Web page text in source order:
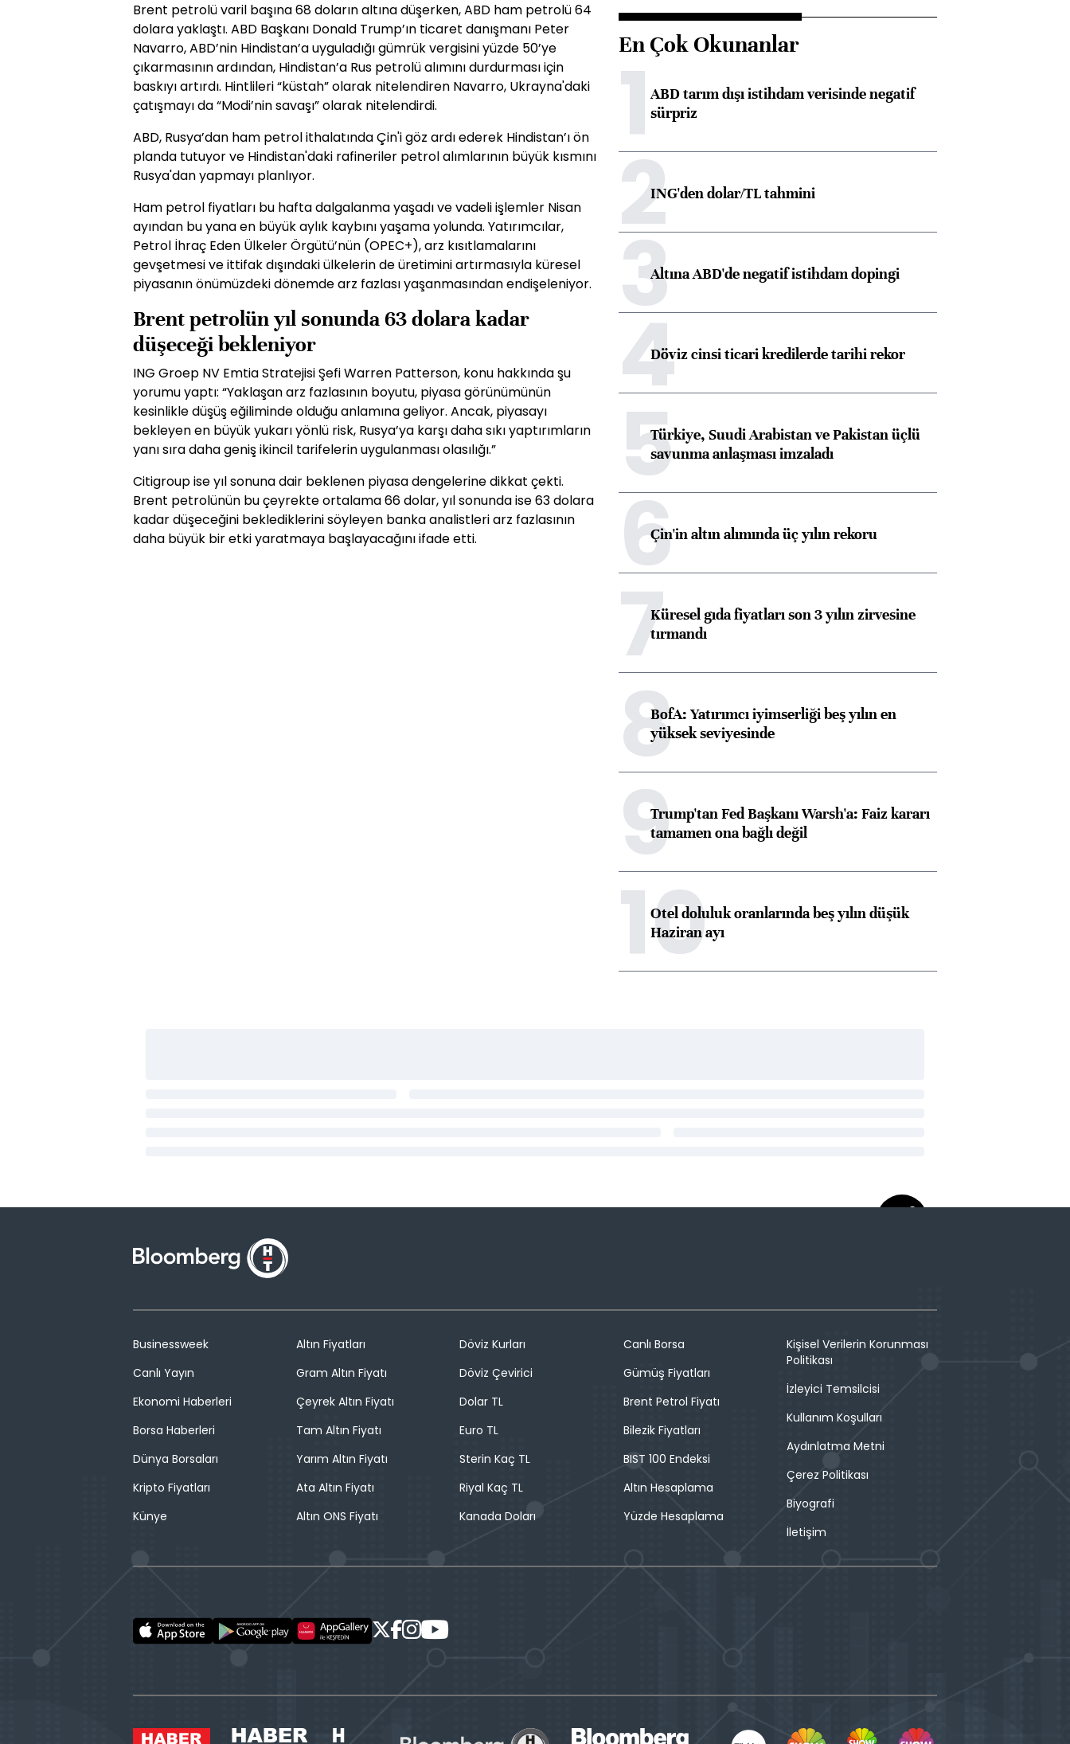
Brent petrolü varil başına 68 doların altına düşerken, ABD ham petrolü 64
dolara yaklaştı. ABD Başkanı Donald Trump’ın ticaret danışmanı Peter
Navarro, ABD’nin Hindistan’a uyguladığı gümrük vergisini yüzde 50’ye
çıkarmasının ardından, Hindistan’a Rus petrolü alımını durdurması için
baskıyı artırdı. Hintlileri “küstah” olarak nitelendiren Navarro, Ukrayna'daki
çatışmayı da “Modi’nin savaşı” olarak nitelendirdi.
ABD, Rusya’dan ham petrol ithalatında Çin'i göz ardı ederek Hindistan’ı ön
planda tutuyor ve Hindistan'daki rafineriler petrol alımlarının büyük kısmını
Rusya'dan yapmayı planlıyor.
Ham petrol fiyatları bu hafta dalgalanma yaşadı ve vadeli işlemler Nisan
ayından bu yana en büyük aylık kaybını yaşama yolunda. Yatırımcılar,
Petrol İhraç Eden Ülkeler Örgütü’nün (OPEC+), arz kısıtlamalarını
gevşetmesi ve ittifak dışındaki ülkelerin de üretimini artırmasıyla küresel
piyasanın önümüzdeki dönemde arz fazlası yaşanmasından endişeleniyor.
Brent petrolün yıl sonunda 63 dolara kadar
düşeceği bekleniyor
ING Groep NV Emtia Stratejisi Şefi Warren Patterson, konu hakkında şu
yorumu yaptı: “Yaklaşan arz fazlasının boyutu, piyasa görünümünün
kesinlikle düşüş eğiliminde olduğu anlamına geliyor. Ancak, piyasayı
bekleyen en büyük yukarı yönlü risk, Rusya’ya karşı daha sıkı yaptırımların
yanı sıra daha geniş ikincil tarifelerin uygulanması olasılığı.”
Citigroup ise yıl sonuna dair beklenen piyasa dengelerine dikkat çekti.
Brent petrolünün bu çeyrekte ortalama 66 dolar, yıl sonunda ise 63 dolara
kadar düşeceğini beklediklerini söyleyen banka analistleri arz fazlasının
daha büyük bir etki yaratmaya başlayacağını ifade etti.
En Çok Okunanlar
1ABD tarım dışı istihdam verisinde negatif
sürpriz
2ING'den dolar/TL tahmini
3Altına ABD'de negatif istihdam dopingi
4Döviz cinsi ticari kredilerde tarihi rekor
5Türkiye, Suudi Arabistan ve Pakistan üçlü
savunma anlaşması imzaladı
6Çin'in altın alımında üç yılın rekoru
7Küresel gıda fiyatları son 3 yılın zirvesine
tırmandı
8BofA: Yatırımcı iyimserliği beş yılın en
yüksek seviyesinde
9Trump'tan Fed Başkanı Warsh'a: Faiz kararı
tamamen ona bağlı değil
10
Otel doluluk oranlarında beş yılın düşük
Haziran ayı
Businessweek
Canlı Yayın
Ekonomi Haberleri
Borsa Haberleri
Dünya Borsaları
Kripto Fiyatları
Künye
Altın Fiyatları
Gram Altın Fiyatı
Çeyrek Altın Fiyatı
Tam Altın Fiyatı
Yarım Altın Fiyatı
Ata Altın Fiyatı
Altın ONS Fiyatı
Döviz Kurları
Döviz Çevirici
Dolar TL
Euro TL
Sterin Kaç TL
Riyal Kaç TL
Kanada Doları
Canlı Borsa
Gümüş Fiyatları
Brent Petrol Fiyatı
Bilezik Fiyatları
BIST 100 Endeksi
Altın Hesaplama
Yüzde Hesaplama
Kişisel Verilerin Korunması
Politikası
İzleyici Temsilcisi
Kullanım Koşulları
Aydınlatma Metni
Çerez Politikası
Biyografi
İletişim